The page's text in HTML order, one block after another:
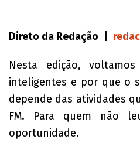
Direto da Redação |
Nesta edição,
inteligentes e por que o
depende das atividades
FM. Para quem não
oportunidade.